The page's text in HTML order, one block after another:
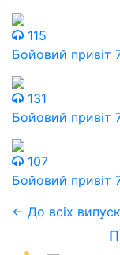
115
Бойовий привіт
131
Бойовий привіт
107
Бойовий привіт
← До всіх